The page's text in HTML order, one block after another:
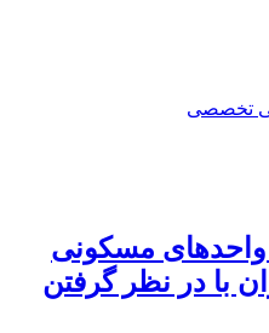
تخصصی
واحدهای مسکونی
با در نظر گرفتن